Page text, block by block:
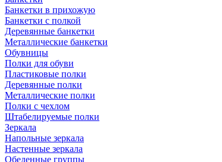
Банкетки в прихожую
Банкетки с полкой
Деревянные банкетки
Металлические банкетки
Обувницы
Полки для обуви
Пластиковые полки
Деревянные полки
Металлические полки
Полки с чехлом
Штабелируемые полки
Зеркала
Напольные зеркала
Настенные зеркала
Обеденные группы